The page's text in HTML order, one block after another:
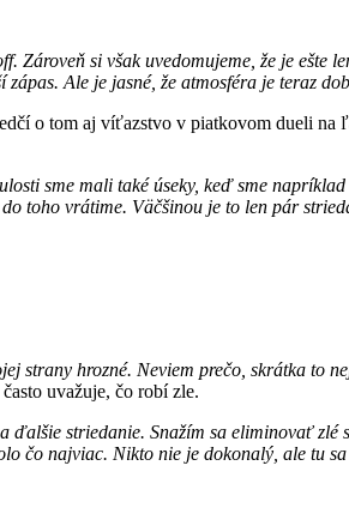
si však uvedomujeme, že je ešte
Ale je jasné, že atmosféra je teraz
o tom aj víťazstvo v piatkovom dueli na
sme mali také úseky, keď sme
toho vrátime. Väčšinou je to len pár
strany hrozné. Neviem prečo, skrátka to
uvažuje, čo robí zle.
striedanie. Snažím sa eliminovať
čo najviac. Nikto nie je dokonalý, ale tu